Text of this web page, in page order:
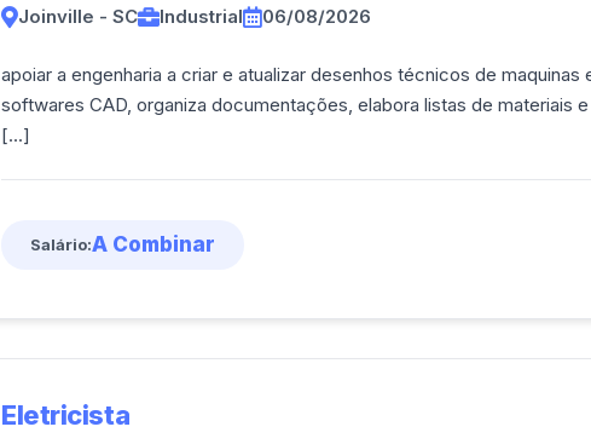
Joinville - SC Industrial 06/08/2026
apoiar a engenharia a criar e atualizar desenhos técnicos de
softwares CAD, organiza documentações, elabora listas de materiais
[...]
Salário:A Combinar
Eletricista